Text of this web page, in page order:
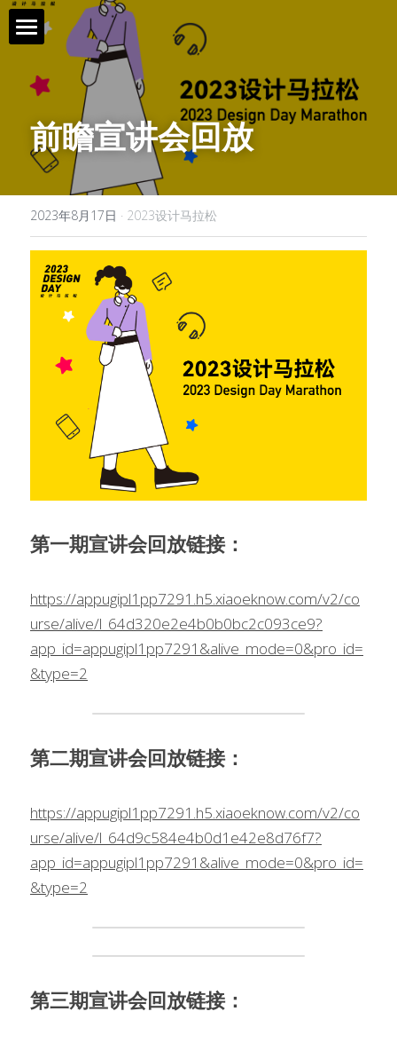
首页 / Home
新闻 / News
视频 / Videos
课题 / Tasks
导师与嘉宾 / Tutors
简介 / About
媒体与组织 / Media&Organization
问答集/Q&A
前瞻宣讲会回放
2023年8月17日 · 2023设计马拉松
第一期宣讲会回放链接：
https://appugipl1pp7291.h5.xiaoeknow.com/v2/co
urse/alive/l_64d320e2e4b0b0bc2c093ce9?
app_id=appugipl1pp7291&alive_mode=0&pro_id=
&type=2
第二期宣讲会回放链接：
https://appugipl1pp7291.h5.xiaoeknow.com/v2/co
urse/alive/l_64d9c584e4b0d1e42e8d76f7?
app_id=appugipl1pp7291&alive_mode=0&pro_id=
&type=2
第三期宣讲会回放链接：